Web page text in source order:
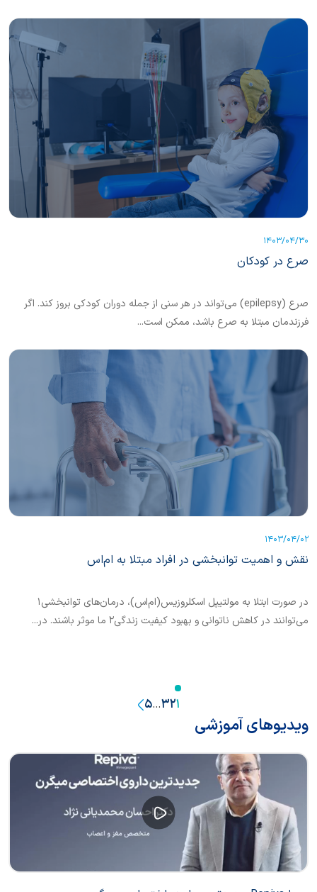
1403/04/30
صرع در کودکان
صرع (epilepsy) می‌تواند در هر سنی از جمله دوران کودکی بروز کند. اگر
فرزندمان مبتلا به صرع باشد، ممکن است...
1403/04/02
نقش و اهمیت توانبخشی در افراد مبتلا به ام‌اس
در صورت ابتلا به مولتیپل اسکلروزیس(‌ام‌اس)، درمان‌های توانبخشی1
می‌توانند در کاهش ناتوانی و بهبود کیفیت زندگی2 ما موثر باشند. در...
1
2
3
…
5
ویدیوهای آموزشی